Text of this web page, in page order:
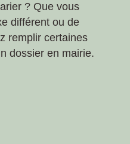
? Que vous
différent ou de
remplir certaines
dossier en mairie.